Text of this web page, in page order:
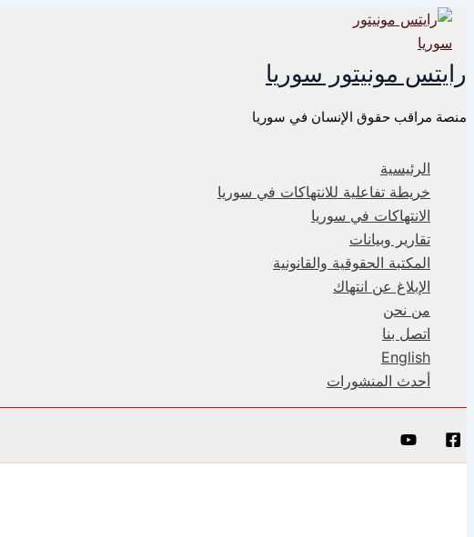
تخطي
إلى
المحتوى
رايتس مونيتور سوريا
منصة مراقب حقوق الإنسان في سوريا
الرئيسية
خريطة تفاعلية للانتهاكات في سوريا
الانتهاكات في سوريا
تقارير وبيانات
المكتبة الحقوقية والقانونية
الإبلاغ عن انتهاك
من نحن
اتصل بنا
English
أحدث المنشورات